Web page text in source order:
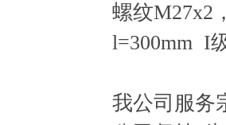
螺纹M27x2
l=300mm I
我公司服务